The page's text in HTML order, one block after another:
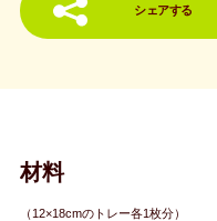
シェアする
材料
（12×18cmのトレー各1枚分）